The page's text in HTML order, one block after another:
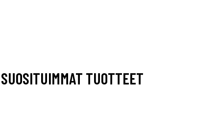
SUOSITUIMMAT TUOTTEET